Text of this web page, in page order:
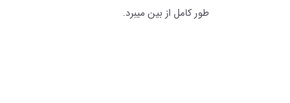
طور کامل از بین میبرد.